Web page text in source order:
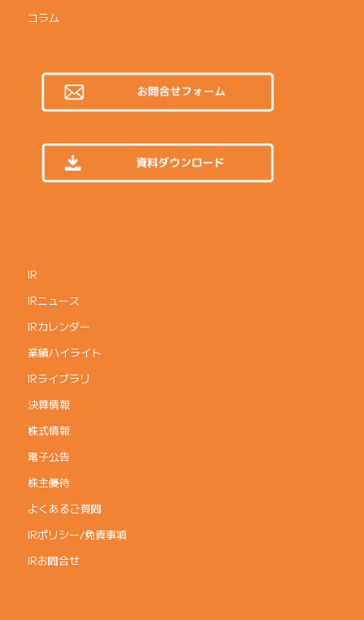
コラム
IR
IRニュース
IRカレンダー
業績ハイライト
IRライブラリ
決算情報
株式情報
電子公告
株主優待
よくあるご質問
IRポリシー/免責事項
IRお問合せ